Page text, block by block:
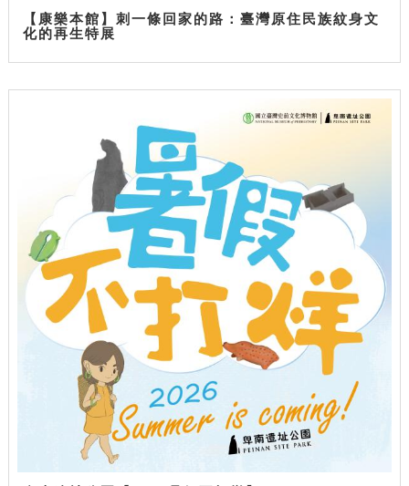
【康樂本館】刺一條回家的路：臺灣原住民族紋身文
化的再生特展